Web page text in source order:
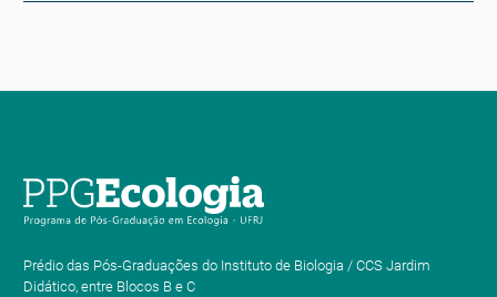
Prédio das Pós-Graduações do Instituto de Biologia / CCS Jardim
Didático, entre Blocos B e C